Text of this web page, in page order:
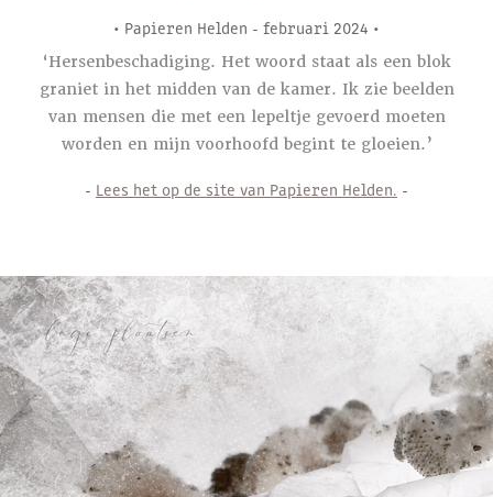
• Papieren Helden - februari 2024 •
‘Hersenbeschadiging. Het woord staat als een blok
graniet in het midden van de kamer. Ik zie beelden
van mensen die met een lepeltje gevoerd moeten
worden en mijn voorhoofd begint te gloeien.’
- Lees het op de site van Papieren Helden. -